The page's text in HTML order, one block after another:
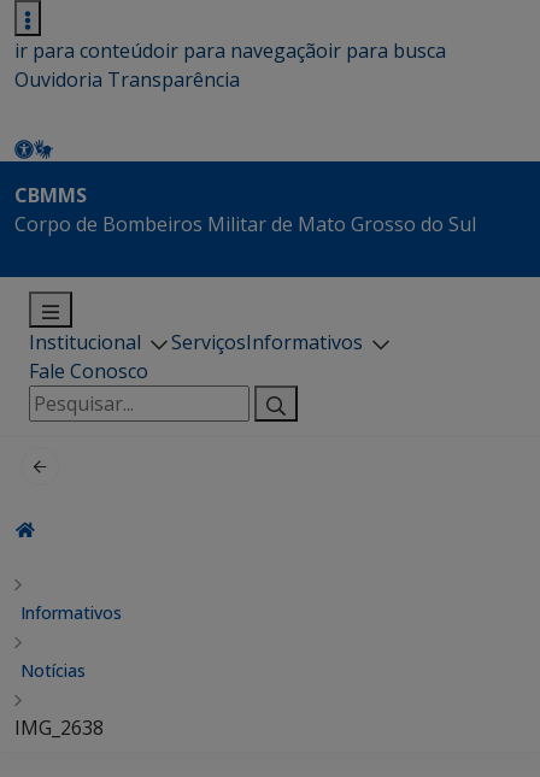
ir para conteúdoir para navegaçãoir para busca
Ouvidoria Transparência
CBMMS
Corpo de Bombeiros Militar de Mato Grosso do Sul
Institucional ServiçosInformativos
Fale Conosco
Pesquisar
por:
Informativos
Notícias
IMG_2638